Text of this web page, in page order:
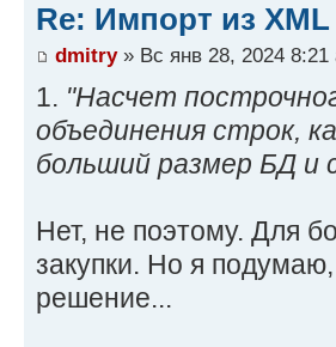
Re: Импорт из
dmitry» Вс янв 28, 2024 8:21
1. "Насчет
объединения строк,
больший размер БД и
Нет, не поэтому. Для
закупки. Но я
решение...